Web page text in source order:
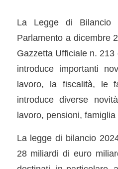
La Legge di Bilancio
Parlamento a dicembre
Gazzetta Ufficiale n.
introduce importanti
lavoro, la fiscalità, le
introduce diverse
lavoro, pensioni, famiglia
La legge di bilancio
28 miliardi di euro